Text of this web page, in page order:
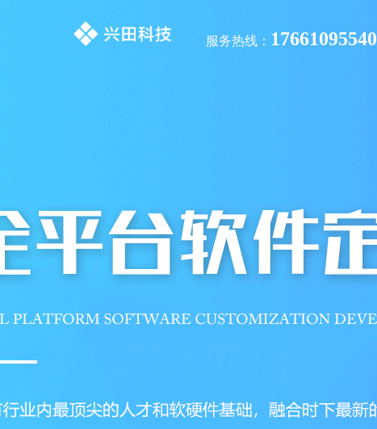
服务热线： 17661095540